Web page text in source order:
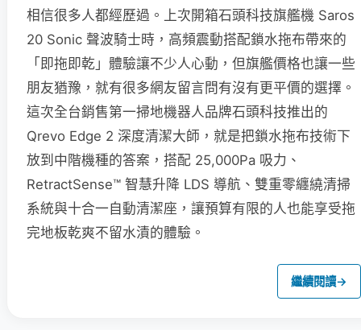
相信很多人都經歷過。上次開箱石頭科技旗艦機 Saros
20 Sonic 聲波騎士時，高頻震動搭配鎖水拖布帶來的
「即拖即乾」體驗讓不少人心動，但旗艦價格也讓一些
朋友猶豫，就有很多網友留言問有沒有更平價的選擇。
這次全台銷售第一掃地機器人品牌石頭科技推出的
Qrevo Edge 2 深度清潔大師，就是把鎖水拖布技術下
放到中階機種的答案，搭配 25,000Pa 吸力、
RetractSense™ 智慧升降 LDS 導航、雙重零纏繞清掃
系統與十合一自動清潔座，讓預算有限的人也能享受拖
完地板乾爽不留水漬的體驗。
繼續閱讀→